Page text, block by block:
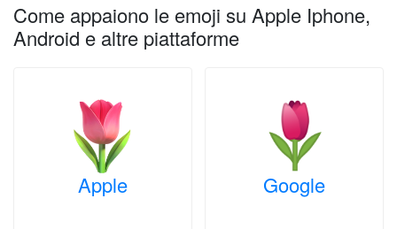
Come appaiono le emoji su Apple Iphone,
Android e altre piattaforme
Apple Google